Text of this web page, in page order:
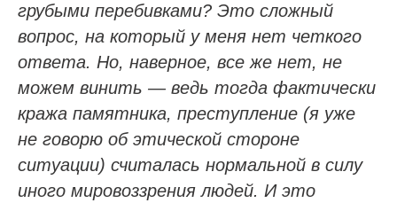
грубыми перебивками? Это сложный
вопрос, на который у меня нет четкого
ответа. Но, наверное, все же нет, не
можем винить — ведь тогда фактически
кража памятника, преступление (я уже
не говорю об этической стороне
ситуации) считалась нормальной в силу
иного мировоззрения людей. И это